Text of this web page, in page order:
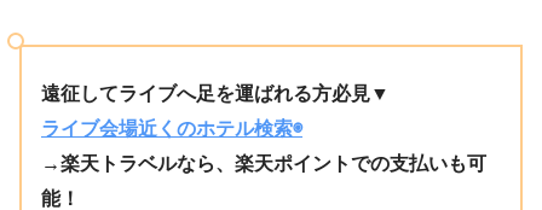
遠征してライブへ足を運ばれる方必見▼
ライブ会場近くのホテル検索◉
→楽天トラベルなら、楽天ポイントでの支払いも可
能！